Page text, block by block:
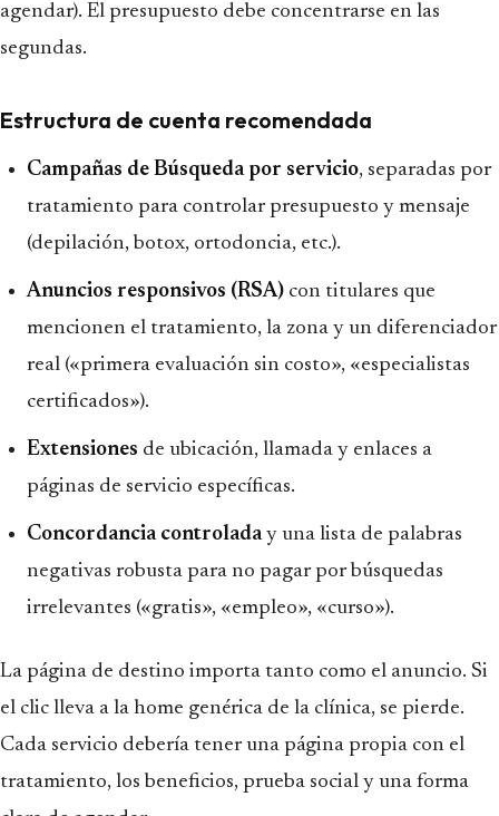
agendar). El presupuesto debe concentrarse en las
segundas.
Estructura de cuenta recomendada
Campañas de Búsqueda por servicio, separadas por
tratamiento para controlar presupuesto y mensaje
(depilación, botox, ortodoncia, etc.).
Anuncios responsivos (RSA) con titulares que
mencionen el tratamiento, la zona y un diferenciador
real («primera evaluación sin costo», «especialistas
certificados»).
Extensiones de ubicación, llamada y enlaces a
páginas de servicio específicas.
Concordancia controladay una lista de palabras
negativas robusta para no pagar por búsquedas
irrelevantes («gratis», «empleo», «curso»).
La página de destino importa tanto como el anuncio. Si
el clic lleva a la home genérica de la clínica, se pierde.
Cada servicio debería tener una página propia con el
tratamiento, los beneficios, prueba social y una forma